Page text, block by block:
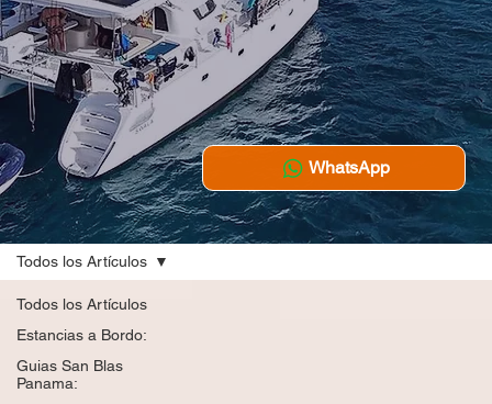
WhatsApp
Todos los Artículos
Estancias a Bordo:
Guias San Blas
Panama:
Todos los Artículos